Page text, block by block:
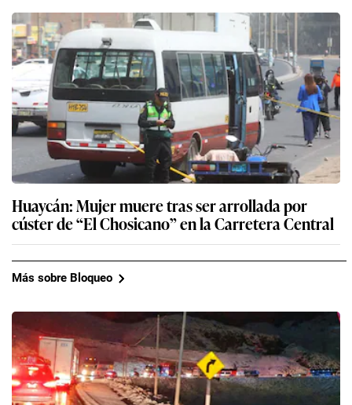
Huaycán: Mujer muere tras ser arrollada por
cúster de “El Chosicano” en la Carretera Central
Más sobre Bloqueo